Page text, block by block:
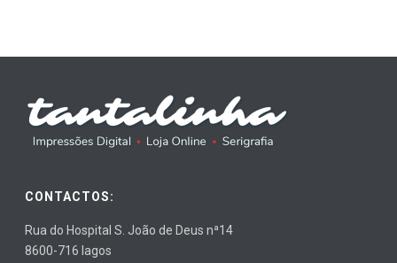
CONTACTOS:
Rua do Hospital S. João de Deus nª14
8600-716 lagos